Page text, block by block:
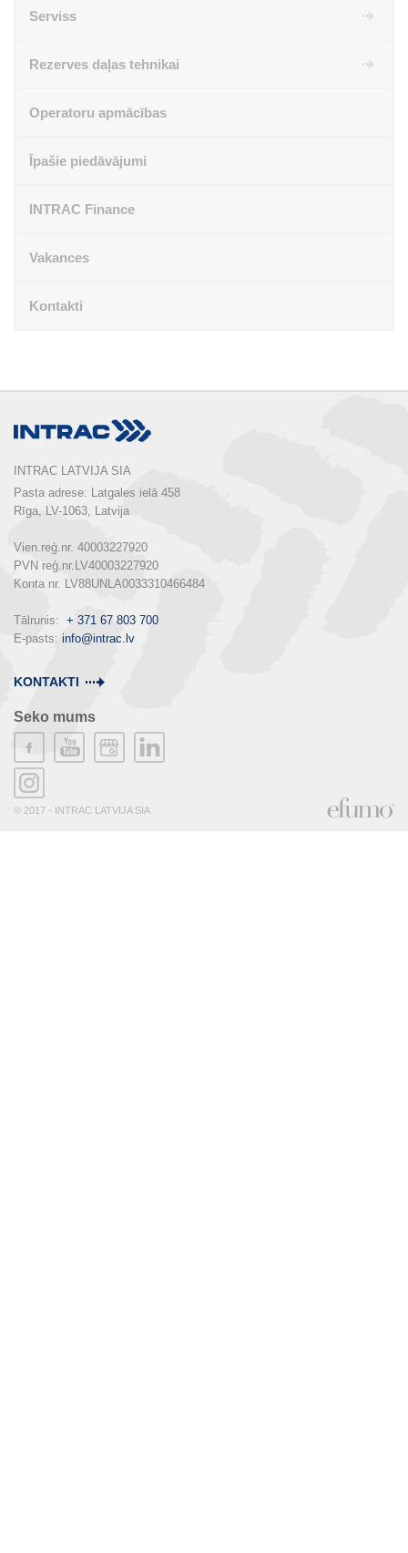
Serviss
Rezerves daļas tehnikai
Operatoru apmācības
Īpašie piedāvājumi
INTRAC Finance
Vakances
Kontakti
INTRAC LATVIJA SIA
Pasta adrese: Latgales ielā 458
Rīga, LV-1063, Latvija
Vien.reģ.nr. 40003227920
PVN reģ.nr.LV40003227920
Konta nr. LV88UNLA0033310466484
Tālrunis: + 371 67 803 700
E-pasts: info@intrac.lv
KONTAKTI
Seko mums
© 2017 - INTRAC LATVIJA SIA